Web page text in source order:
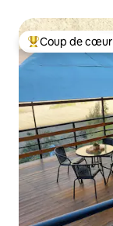
Coups de cœur
Coup de